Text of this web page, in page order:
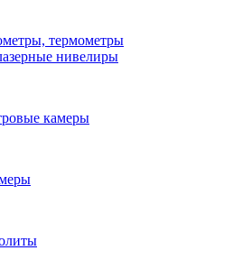
термометры
нивелиры
камеры